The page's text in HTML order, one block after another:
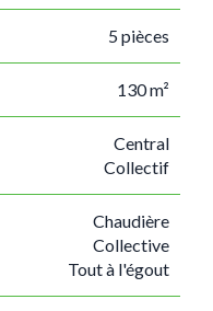
5 pièces
130 m²
Central
Collectif
Chaudière
Collective
Tout à l'égout